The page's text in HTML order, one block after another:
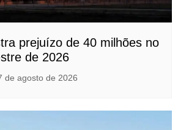
prejuízo de 40 milhões no
de 2026
de agosto de 2026